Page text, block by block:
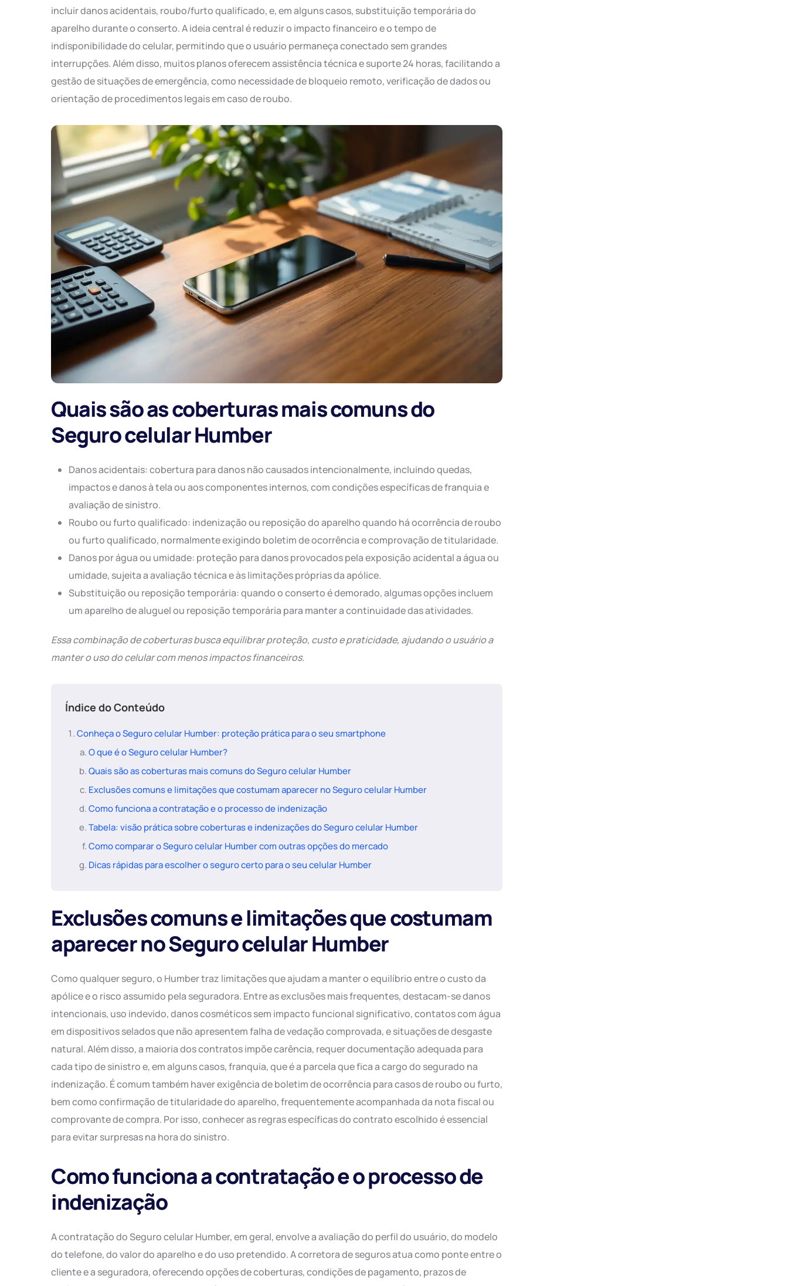
incluir danos acidentais, roubo/furto qualificado, e, em alguns casos, substituição temporária do
aparelho durante o conserto. A ideia central é reduzir o impacto financeiro e o tempo de
indisponibilidade do celular, permitindo que o usuário permaneça conectado sem grandes
interrupções. Além disso, muitos planos oferecem assistência técnica e suporte 24 horas, facilitando a
gestão de situações de emergência, como necessidade de bloqueio remoto, verificação de dados ou
orientação de procedimentos legais em caso de roubo.
Quais são as coberturas mais comuns do
Seguro celular Humber
Danos acidentais: cobertura para danos não causados intencionalmente, incluindo quedas,
impactos e danos à tela ou aos componentes internos, com condições específicas de franquia e
avaliação de sinistro.
Roubo ou furto qualificado: indenização ou reposição do aparelho quando há ocorrência de roubo
ou furto qualificado, normalmente exigindo boletim de ocorrência e comprovação de titularidade.
Danos por água ou umidade: proteção para danos provocados pela exposição acidental a água ou
umidade, sujeita a avaliação técnica e às limitações próprias da apólice.
Substituição ou reposição temporária: quando o conserto é demorado, algumas opções incluem
um aparelho de aluguel ou reposição temporária para manter a continuidade das atividades.
Essa combinação de coberturas busca equilibrar proteção, custo e praticidade, ajudando o usuário a
manter o uso do celular com menos impactos financeiros.
Índice do Conteúdo
Conheça o Seguro celular Humber: proteção prática para o seu smartphone
O que é o Seguro celular Humber?
Quais são as coberturas mais comuns do Seguro celular Humber
Exclusões comuns e limitações que costumam aparecer no Seguro celular Humber
Como funciona a contratação e o processo de indenização
Tabela: visão prática sobre coberturas e indenizações do Seguro celular Humber
Como comparar o Seguro celular Humber com outras opções do mercado
Dicas rápidas para escolher o seguro certo para o seu celular Humber
Exclusões comuns e limitações que costumam
aparecer no Seguro celular Humber
Como qualquer seguro, o Humber traz limitações que ajudam a manter o equilíbrio entre o custo da
apólice e o risco assumido pela seguradora. Entre as exclusões mais frequentes, destacam-se danos
intencionais, uso indevido, danos cosméticos sem impacto funcional significativo, contatos com água
em dispositivos selados que não apresentem falha de vedação comprovada, e situações de desgaste
natural. Além disso, a maioria dos contratos impõe carência, requer documentação adequada para
cada tipo de sinistro e, em alguns casos, franquia, que é a parcela que fica a cargo do segurado na
indenização. É comum também haver exigência de boletim de ocorrência para casos de roubo ou furto,
bem como confirmação de titularidade do aparelho, frequentemente acompanhada da nota fiscal ou
comprovante de compra. Por isso, conhecer as regras específicas do contrato escolhido é essencial
para evitar surpresas na hora do sinistro.
Como funciona a contratação e o processo de
indenização
A contratação do Seguro celular Humber, em geral, envolve a avaliação do perfil do usuário, do modelo
do telefone, do valor do aparelho e do uso pretendido. A corretora de seguros atua como ponte entre o
cliente e a seguradora, oferecendo opções de coberturas, condições de pagamento, prazos de